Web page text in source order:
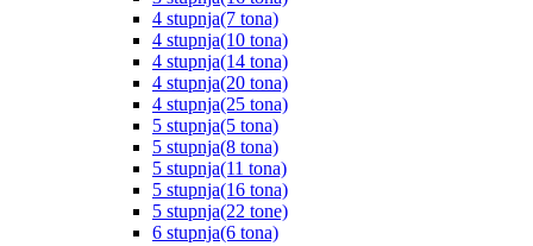
4 stupnja(7 tona)
4 stupnja(10 tona)
4 stupnja(14 tona)
4 stupnja(20 tona)
4 stupnja(25 tona)
5 stupnja(5 tona)
5 stupnja(8 tona)
5 stupnja(11 tona)
5 stupnja(16 tona)
5 stupnja(22 tone)
6 stupnja(6 tona)